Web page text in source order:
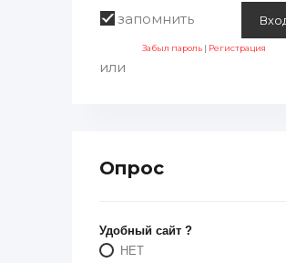
запомнить
Забыл пароль | Регистрация
или
Опрос
Удобный сайт ?
НЕТ